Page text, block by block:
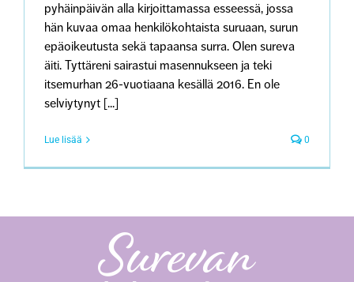
pyhäinpäivän alla kirjoittamassa esseessä, jossa
hän kuvaa omaa henkilökohtaista suruaan, surun
epäoikeutusta sekä tapaansa surra. Olen sureva
äiti. Tyttäreni sairastui masennukseen ja teki
itsemurhan 26-vuotiaana kesällä 2016. En ole
selviytynyt [...]
Lue lisää 0